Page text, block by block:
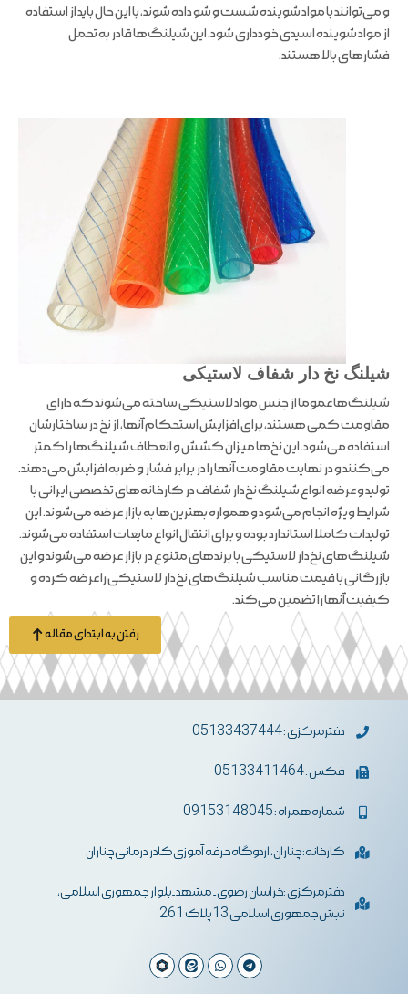
و می‌توانند با مواد شوینده شست و شو داده شوند، با این حال باید از استفاده
از مواد شوینده اسیدی خودداری شود. این شیلنگ‌ها قادر به تحمل
فشارهای بالا هستند.
شیلنگ نخ دار شفاف لاستیکی
شیلنگ‌ها عموما از جنس مواد لاستیکی ساخته می‌شوند که دارای
مقاومت کمی هستند، برای افزایش استحکام آنها، از نخ در ساختارشان
استفاده می‌شود. این نخ‌ها میزان کشش و انعطاف شیلنگ‌ها را کمتر
می‌کنند و در نهایت مقاومت آنها را در برابر فشار و ضربه افزایش می‌دهند.
تولید و عرضه انواع شیلنگ نخ‌دار شفاف در کارخانه‌های تخصصی ایرانی با
شرایط ویژه انجام می‌شود و همواره بهترین‌ها به بازار عرضه می‌شوند. این
تولیدات کاملا استاندارد بوده و برای انتقال انواع مایعات استفاده می‌شوند.
شیلنگ‌های نخ‌دار لاستیکی با برندهای متنوع در بازار عرضه می‌شوند و این
بازرگانی با قیمت مناسب شیلنگ‌های نخ‌دار لاستیکی را عرضه کرده و
کیفیت آنها را تضمین می‌کند.
رفتن به ابتدای مقاله
دفترمرکزی : 05133437444
فکس : 05133411464
شماره همراه : 09153148045
کارخانه: چناران، اردوگاه حرفه آموزی کادر درمانی چناران
دفترمرکزی :خراسان رضوی- مشهد-بلوار جمهوری اسلامی،
نبش جمهوری اسلامی 13 پلاک 261